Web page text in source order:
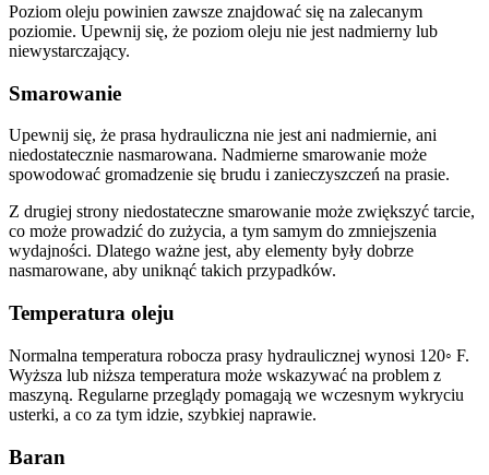
Poziom oleju powinien zawsze znajdować się na zalecanym
poziomie. Upewnij się, że poziom oleju nie jest nadmierny lub
niewystarczający.
Smarowanie
Upewnij się, że prasa hydrauliczna nie jest ani nadmiernie, ani
niedostatecznie nasmarowana. Nadmierne smarowanie może
spowodować gromadzenie się brudu i zanieczyszczeń na prasie.
Z drugiej strony niedostateczne smarowanie może zwiększyć tarcie,
co może prowadzić do zużycia, a tym samym do zmniejszenia
wydajności. Dlatego ważne jest, aby elementy były dobrze
nasmarowane, aby uniknąć takich przypadków.
Temperatura oleju
Normalna temperatura robocza prasy hydraulicznej wynosi 120◦ F.
Wyższa lub niższa temperatura może wskazywać na problem z
maszyną. Regularne przeglądy pomagają we wczesnym wykryciu
usterki, a co za tym idzie, szybkiej naprawie.
Baran